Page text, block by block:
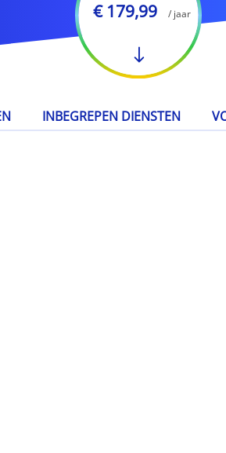
€ 179,99 / jaar
INBEGREPEN DIENSTEN